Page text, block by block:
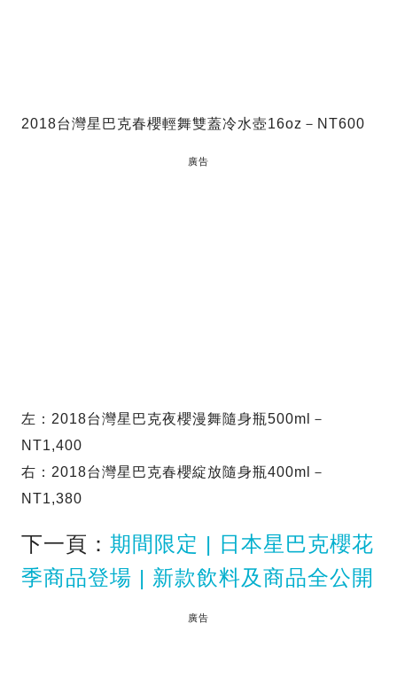
2018台灣星巴克春櫻輕舞雙蓋冷水壺16oz－NT600
廣告
左：2018台灣星巴克夜櫻漫舞隨身瓶500ml－
NT1,400
右：2018台灣星巴克春櫻綻放隨身瓶400ml－
NT1,380
下一頁： 期間限定 | 日本星巴克櫻花
季商品登場 | 新款飲料及商品全公開
廣告